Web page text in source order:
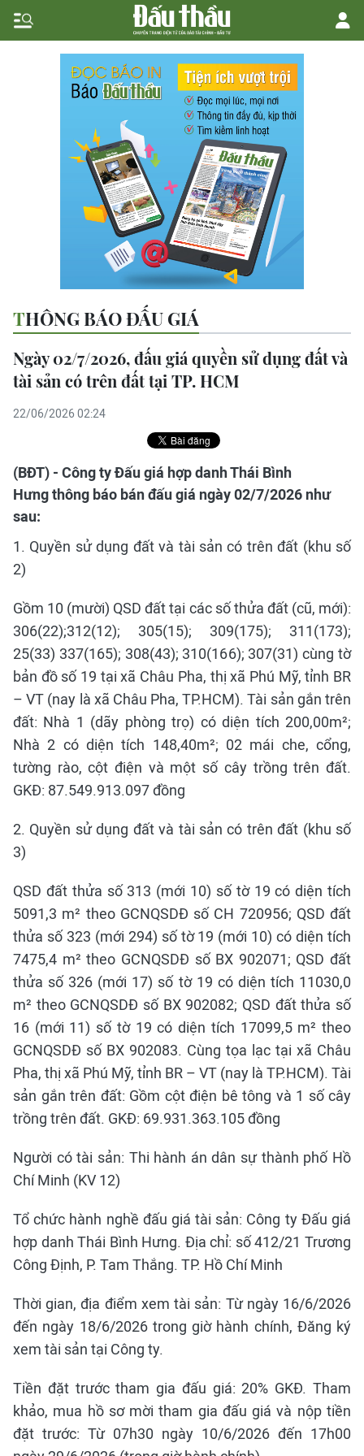
THÔNG BÁO ĐẤU GIÁ
Ngày 02/7/2026, đấu giá quyền sử dụng đất và
tài sản có trên đất tại TP. HCM
22/06/2026 02:24
(BĐT) - Công ty Đấu giá hợp danh Thái Bình
Hưng thông báo bán đấu giá ngày 02/7/2026 như
sau:
1. Quyền sử dụng đất và tài sản có trên đất (khu số
2)
Gồm 10 (mười) QSD đất tại các số thửa đất (cũ, mới):
306(22);312(12); 305(15); 309(175); 311(173);
25(33) 337(165); 308(43); 310(166); 307(31) cùng tờ
bản đồ số 19 tại xã Châu Pha, thị xã Phú Mỹ, tỉnh BR
– VT (nay là xã Châu Pha, TP.HCM). Tài sản gắn trên
đất: Nhà 1 (dãy phòng trọ) có diện tích 200,00m²;
Nhà 2 có diện tích 148,40m²; 02 mái che, cổng,
tường rào, cột điện và một số cây trồng trên đất.
GKĐ: 87.549.913.097 đồng
2. Quyền sử dụng đất và tài sản có trên đất (khu số
3)
QSD đất thửa số 313 (mới 10) số tờ 19 có diện tích
5091,3 m² theo GCNQSDĐ số CH 720956; QSD đất
thửa số 323 (mới 294) số tờ 19 (mới 10) có diện tích
7475,4 m² theo GCNQSDĐ số BX 902071; QSD đất
thửa số 326 (mới 17) số tờ 19 có diện tích 11030,0
m² theo GCNQSDĐ số BX 902082; QSD đất thửa số
16 (mới 11) số tờ 19 có diện tích 17099,5 m² theo
GCNQSDĐ số BX 902083. Cùng tọa lạc tại xã Châu
Pha, thị xã Phú Mỹ, tỉnh BR – VT (nay là TP.HCM). Tài
sản gắn trên đất: Gồm cột điện bê tông và 1 số cây
trồng trên đất. GKĐ: 69.931.363.105 đồng
Người có tài sản: Thi hành án dân sự thành phố Hồ
Chí Minh (KV 12)
Tổ chức hành nghề đấu giá tài sản: Công ty Đấu giá
hợp danh Thái Bình Hưng. Địa chỉ: số 412/21 Trương
Công Định, P. Tam Thắng. TP. Hồ Chí Minh
Thời gian, địa điểm xem tài sản: Từ ngày 16/6/2026
đến ngày 18/6/2026 trong giờ hành chính, Đăng ký
xem tài sản tại Công ty.
Tiền đặt trước tham gia đấu giá: 20% GKĐ. Tham
khảo, mua hồ sơ mời tham gia đấu giá và nộp tiền
đặt trước: Từ 07h30 ngày 10/6/2026 đến 17h00